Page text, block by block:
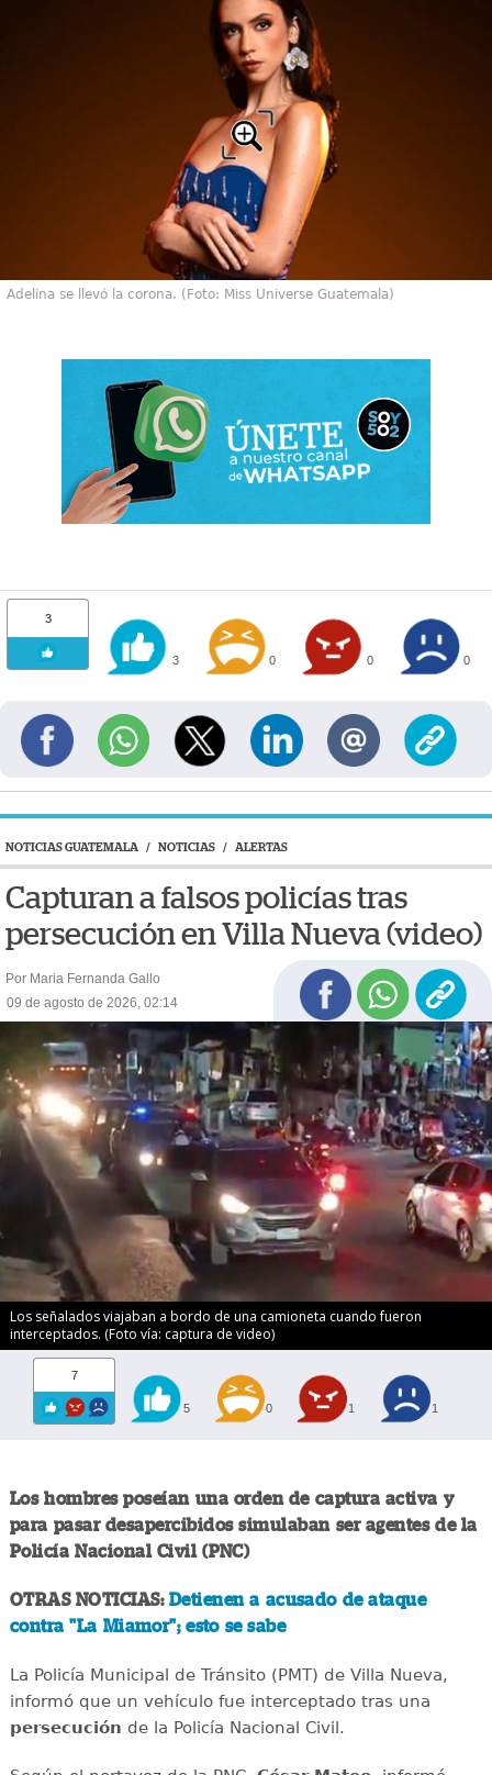
Adelina se llevó la corona. (Foto: Miss Universe Guatemala)
3
3 0 0 0
NOTICIAS GUATEMALA / NOTICIAS / ALERTAS
Capturan a falsos policías tras
persecución en Villa Nueva (video)
Por Maria Fernanda Gallo
09 de agosto de 2026, 02:14
Los señalados viajaban a bordo de una camioneta cuando fueron
interceptados. (Foto vía: captura de video)
7
5 0 1 1
Los hombres poseían una orden de captura activa y
para pasar desapercibidos simulaban ser agentes de la
Policía Nacional Civil (PNC)
OTRAS NOTICIAS: Detienen a acusado de ataque
contra "La Miamor"; esto se sabe
La Policía Municipal de Tránsito (PMT) de Villa Nueva,
informó que un vehículo fue interceptado tras una
persecución de la Policía Nacional Civil.